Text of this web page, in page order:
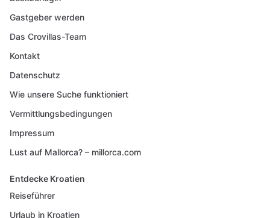
Gastgeber werden
Das Crovillas-Team
Kontakt
Datenschutz
Wie unsere Suche funktioniert
Vermittlungsbedingungen
Impressum
Lust auf Mallorca? – millorca.com
Entdecke Kroatien
Reiseführer
Urlaub in Kroatien